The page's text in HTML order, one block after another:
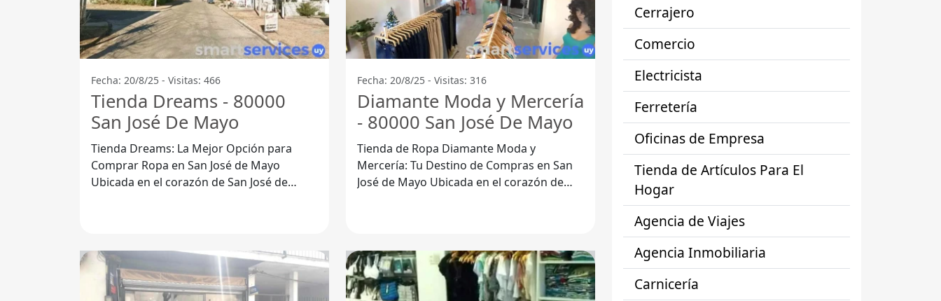
Fecha: 20/8/25 - Visitas: 466
Tienda Dreams - 80000
San José De Mayo
Tienda Dreams: La Mejor Opción para
Comprar Ropa en San José de Mayo
Ubicada en el corazón de San José de
Fecha: 20/8/25 - Visitas: 316
Diamante Moda y Mercería
- 80000 San José De Mayo
Tienda de Ropa Diamante Moda y
Mercería: Tu Destino de Compras en San
José de Mayo Ubicada en el corazón de
Cerrajero
Comercio
Electricista
Ferretería
Oficinas de Empresa
Tienda de Artículos Para El
Hogar
Agencia de Viajes
Agencia Inmobiliaria
Carnicería